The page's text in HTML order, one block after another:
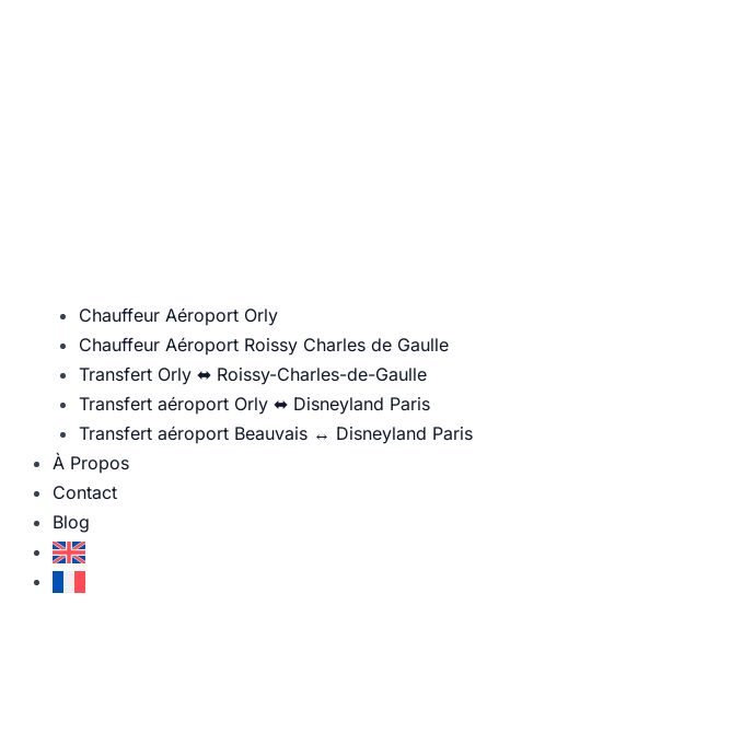
Chauffeur Aéroport Orly
Chauffeur Aéroport Roissy Charles de Gaulle
Transfert Orly ⬌ Roissy-Charles-de-Gaulle
Transfert aéroport Orly ⬌ Disneyland Paris
Transfert aéroport Beauvais ↔ Disneyland Paris
À Propos
Contact
Blog